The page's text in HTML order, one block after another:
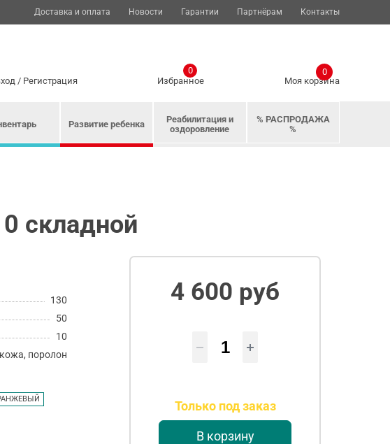
Доставка и оплата Новости Гарантии Партнёрам Контакты
/ Регистрация Избранное
0
Моя корзина
0
Развитие ребенка
Реабилитация и
оздоровление
% РАСПРОДАЖА
%
складной
130
50
10
поролон
4 600 руб
Только под заказ
В корзину